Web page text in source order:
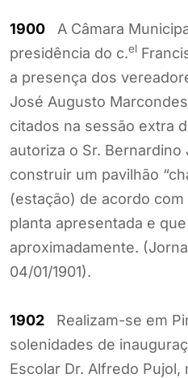
1900 A Câmara
presidência do c.el
a presença dos
José Augusto
citados na sessão extra
autoriza o Sr. Bernardino
construir um pavilhão
(estação) de acordo com
planta apresentada e
aproximadamente.
04/01/1901).
1902 Realizam-se em
solenidades de
Escolar Dr. Alfredo Pujol,